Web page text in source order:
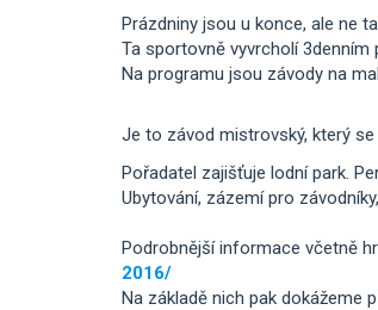
Prázdniny jsou u konce, ale ne
Ta sportovně vyvrcholí 3denním
Na programu jsou závody na
Je to závod mistrovský, který
Pořadatel zajišťuje lodní park.
Ubytování, zázemí pro
Podrobnější informace včetně
2016/
Na základě nich pak dokážeme